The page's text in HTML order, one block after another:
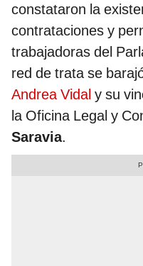
constataron la
contrataciones y
trabajadoras del
red de trata se
Andrea Vidal y su
la Oficina Legal y
Saravia.